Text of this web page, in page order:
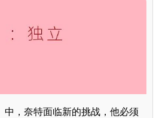
中，奈特面临新的挑战，他必须